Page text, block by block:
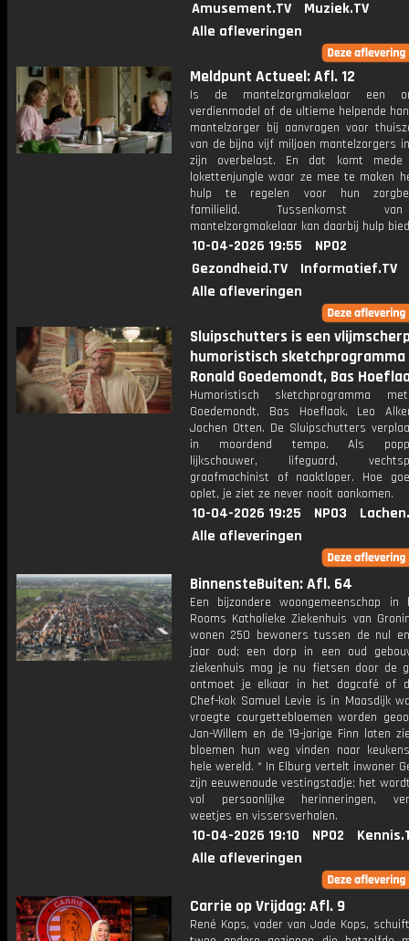
Amusement.TV
Muziek.TV
Alle afleveringen
Meldpunt Actueel: Afl. 12
Is de mantelzorgmakelaar een
verdienmodel of de ultieme helpende
mantelzorger bij aanvragen voor
van de bijna vijf miljoen mantelzorgers
zijn overbelast. En dat komt
lokettenjungle waar ze mee te maken
hulp te regelen voor hun
familielid. Tussenkomst
mantelzorgmakelaar kan daarbij hulp
10-04-2026 19:55
NPO2
Gezondheid.TV
Informatief.TV
Alle afleveringen
Sluipschutters is een
humoristisch
Ronald Goedemondt, Bas
Humoristisch sketchprogramma
Goedemondt, Bas Hoeflaak, Leo
Jochen Otten. De Sluipschutters
in moordend tempo. Als
lijkschouwer, lifeguard,
graafmachinist of naaktloper. Hoe
oplet, je ziet ze never nooit aankomen.
10-04-2026 19:25 NPO3
Alle afleveringen
BinnensteBuiten: Afl. 64
Een bijzondere woongemeenschap in
Rooms Katholieke Ziekenhuis van
wonen 250 bewoners tussen de nul
jaar oud; een dorp in een oud
ziekenhuis mag je nu fietsen door de
ontmoet je elkaar in het dagcafé of
Chef-kok Samuel Levie is in Maasdijk
vroegte courgettebloemen worden
Jan-Willem en de 19-jarige Finn laten
bloemen hun weg vinden naar
hele wereld. * In Elburg vertelt inwoner
zijn eeuwenoude vestingstadje; het
vol persoonlijke herinneringen,
weetjes en vissersverhalen.
10-04-2026 19:10 NPO2
Alle afleveringen
Carrie op Vrijdag: Afl. 9
René Kops, vader van Jade Kops,